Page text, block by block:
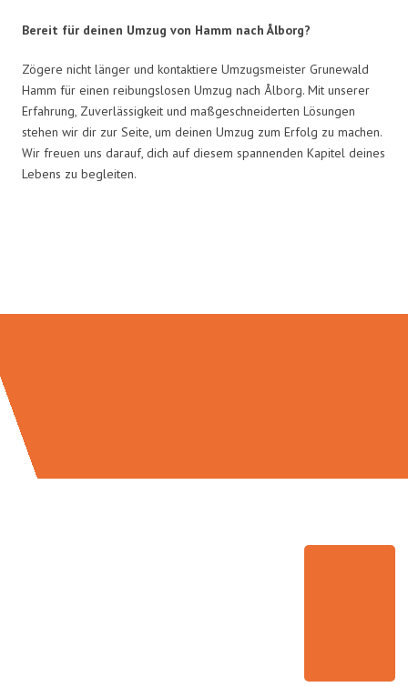
Bereit für deinen Umzug von Hamm nach Ålborg?
Zögere nicht länger und kontaktiere Umzugsmeister Grunewald
Hamm für einen reibungslosen Umzug nach Ålborg. Mit unserer
Erfahrung, Zuverlässigkeit und maßgeschneiderten Lösungen
stehen wir dir zur Seite, um deinen Umzug zum Erfolg zu machen.
Wir freuen uns darauf, dich auf diesem spannenden Kapitel deines
Lebens zu begleiten.